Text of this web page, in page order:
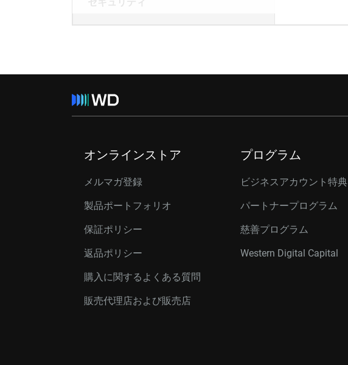
オンラインストア
メルマガ登録
製品ポートフォリオ
保証ポリシー
返品ポリシー
購入に関するよくある質問
販売代理店および販売店
プログラム
ビジネスアカウント特典
パートナープログラム
慈善プログラム
Western Digital Capital